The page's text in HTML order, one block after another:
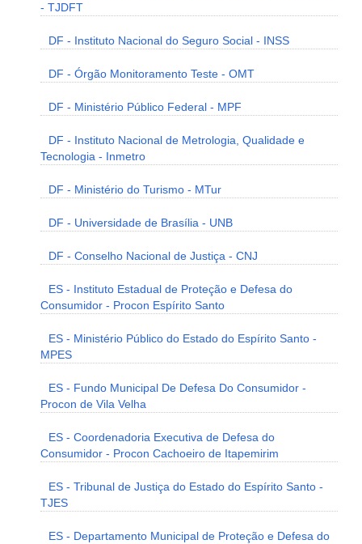
- TJDFT
DF - Instituto Nacional do Seguro Social - INSS
DF - Órgão Monitoramento Teste - OMT
DF - Ministério Público Federal - MPF
DF - Instituto Nacional de Metrologia, Qualidade e
Tecnologia - Inmetro
DF - Ministério do Turismo - MTur
DF - Universidade de Brasília - UNB
DF - Conselho Nacional de Justiça - CNJ
ES - Instituto Estadual de Proteção e Defesa do
Consumidor - Procon Espírito Santo
ES - Ministério Público do Estado do Espírito Santo -
MPES
ES - Fundo Municipal De Defesa Do Consumidor -
Procon de Vila Velha
ES - Coordenadoria Executiva de Defesa do
Consumidor - Procon Cachoeiro de Itapemirim
ES - Tribunal de Justiça do Estado do Espírito Santo -
TJES
ES - Departamento Municipal de Proteção e Defesa do